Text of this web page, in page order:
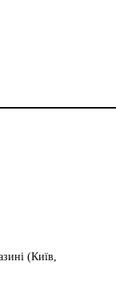
(Київ,